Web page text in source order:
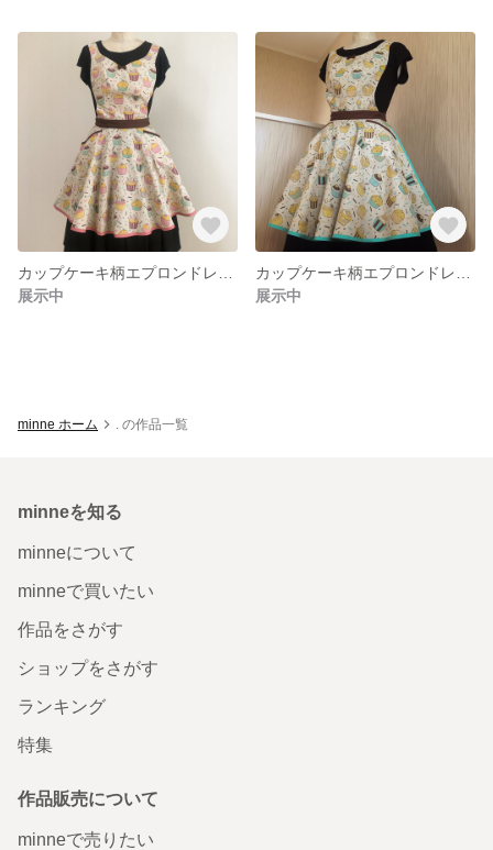
展示中
展示中
minne ホーム . の作品一覧
minneを知る
minneについて
minneで買いたい
作品をさがす
ショップをさがす
ランキング
特集
作品販売について
minneで売りたい